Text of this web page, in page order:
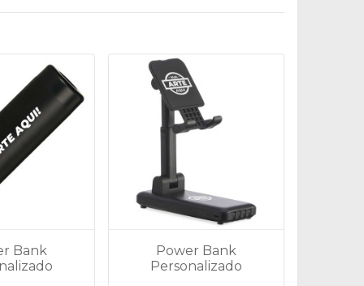
Bank
Power Bank
Personalizado